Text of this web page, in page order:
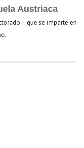
Austriaca
que se imparte en